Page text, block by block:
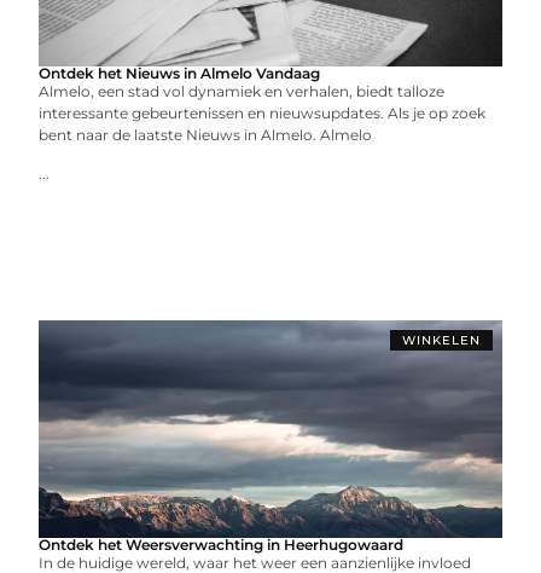
Ontdek het Nieuws in Almelo Vandaag
Almelo, een stad vol dynamiek en verhalen, biedt talloze
interessante gebeurtenissen en nieuwsupdates. Als je op zoek
bent naar de laatste Nieuws in Almelo. Almelo
...
WINKELEN
Ontdek het Weersverwachting in Heerhugowaard
In de huidige wereld, waar het weer een aanzienlijke invloed